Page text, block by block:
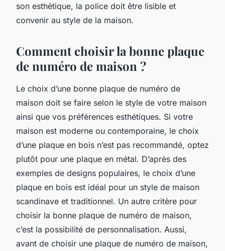
son esthétique, la police doit être lisible et
convenir au style de la maison.
Comment choisir la bonne plaque
de numéro de maison ?
Le choix d’une bonne plaque de numéro de
maison doit se faire selon le style de votre maison
ainsi que vos préférences esthétiques. Si votre
maison est moderne ou contemporaine, le choix
d’une plaque en bois n’est pas recommandé, optez
plutôt pour une plaque en métal. D’après des
exemples de designs populaires, le choix d’une
plaque en bois est idéal pour un style de maison
scandinave et traditionnel. Un autre critère pour
choisir la bonne plaque de numéro de maison,
c’est la possibilité de personnalisation. Aussi,
avant de choisir une plaque de numéro de maison,